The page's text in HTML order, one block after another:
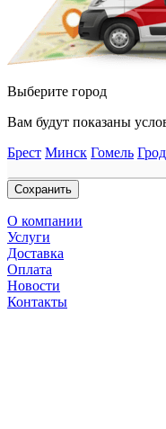
Выберите город
Вам будут показаны
Брест Минск Гомель
Сохранить
О компании
Услуги
Доставка
Оплата
Новости
Контакты